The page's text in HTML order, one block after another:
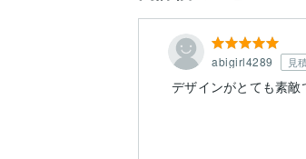
abigirl4289 見
デザインがとても素敵